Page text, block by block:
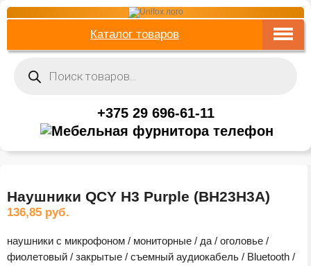
Каталог товаров
товаров
+375 29 696-61-11
Наушники QCY H3 Purple (BH23H3A)
136,85 руб.
наушники с микрофоном / мониторные / да / оголовье /
фиолетовый / закрытые / съемный аудиокабель / Bluetooth /